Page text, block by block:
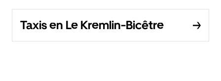
Taxis en Le Kremlin-Bicêtre